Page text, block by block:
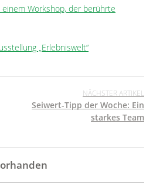
Workshop, der berührte
„Erlebniswelt“
NÄCHSTER ARTIKEL
Seiwert-Tipp der Woche: Ein
starkes Team